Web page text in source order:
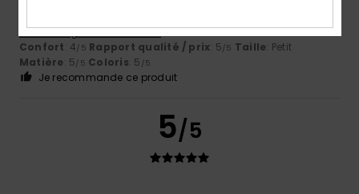
Afficher original - Castellano
Confort: 4/5 Rapport qualité / prix: 5/5 Taille: Petit
Matière: 5/5 Coloris: 5 /5
Je recommande ce produit
5/5